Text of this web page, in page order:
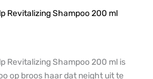
Revitalizing Shampoo 200 ml
Revitalizing Shampoo 200 ml is
op broos haar dat neight uit te